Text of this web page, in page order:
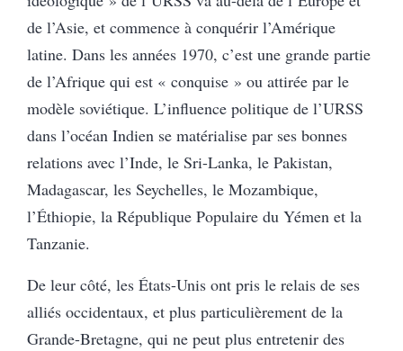
de l’Asie, et commence à conquérir l’Amérique
latine. Dans les années 1970, c’est une grande partie
de l’Afrique qui est « conquise » ou attirée par le
modèle soviétique. L’influence politique de l’URSS
dans l’océan Indien se matérialise par ses bonnes
relations avec l’Inde, le Sri-Lanka, le Pakistan,
Madagascar, les Seychelles, le Mozambique,
l’Éthiopie, la République Populaire du Yémen et la
Tanzanie.
De leur côté, les États-Unis ont pris le relais de ses
alliés occidentaux, et plus particulièrement de la
Grande-Bretagne, qui ne peut plus entretenir des